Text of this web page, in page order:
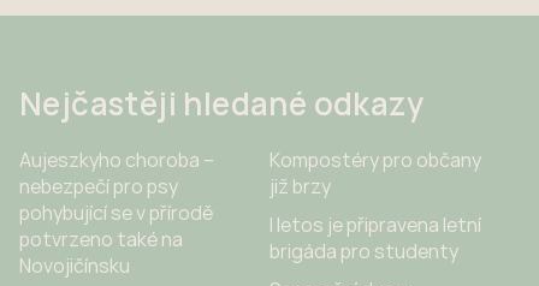
Nejčastěji hledané odkazy
Aujeszkyho choroba –
nebezpečí pro psy
pohybující se v přírodě
potvrzeno také na
Novojičínsku
Kompostéry pro občany
již brzy
I letos je připravena letní
brigáda pro studenty